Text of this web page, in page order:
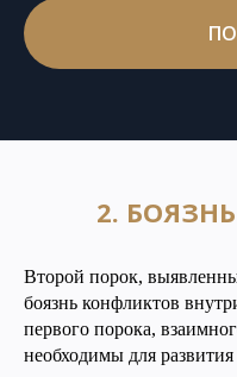
2.
Второй порок,
боязнь конфликтов
первого порока,
необходимы для